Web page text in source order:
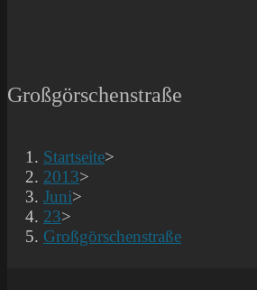
Großgörschenstraße
Startseite>
2013>
Juni>
23>
Großgörschenstraße